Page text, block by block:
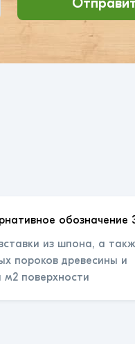
обозначение
из шпона, а
пороков древесины и
поверхности